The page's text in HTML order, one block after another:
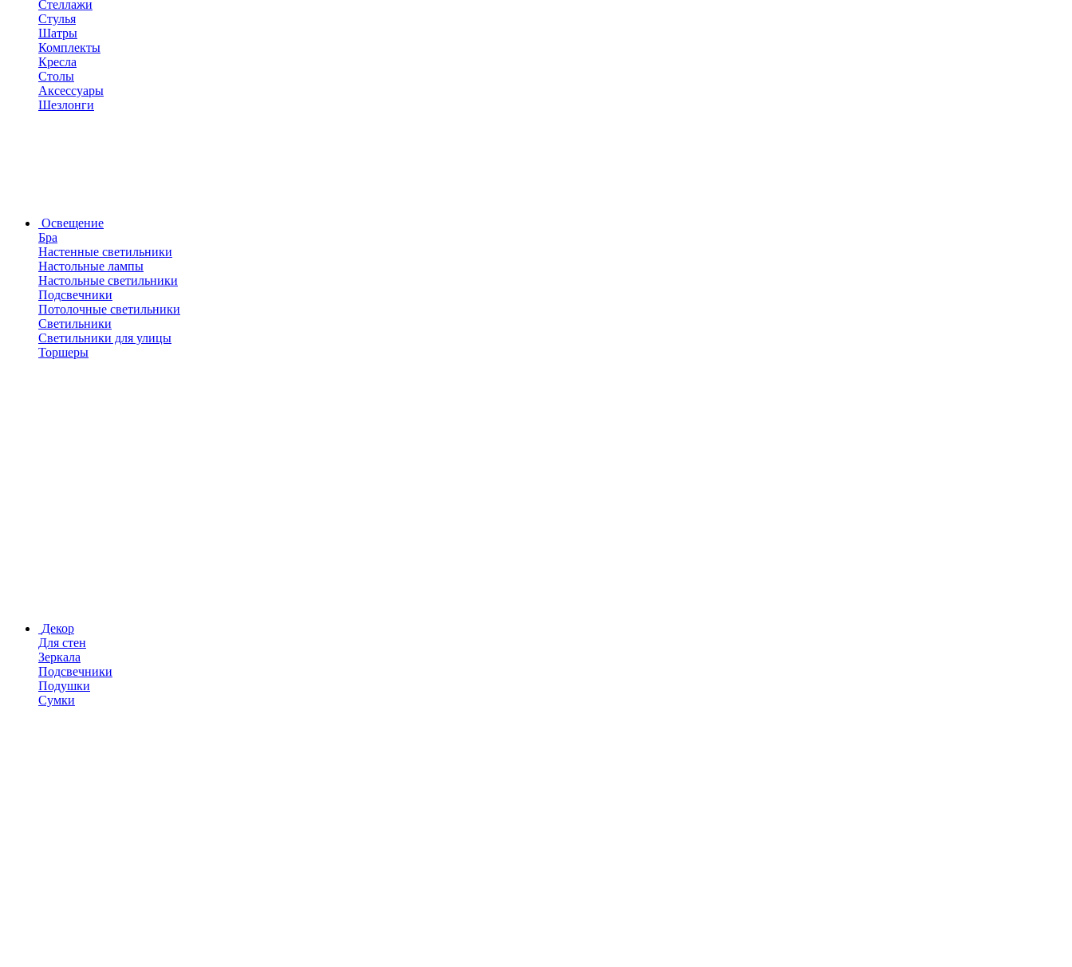
Стеллажи
Стулья
Шатры
Комплекты
Кресла
Столы
Аксессуары
Шезлонги
Освещение
Бра
Настенные светильники
Настольные лампы
Настольные светильники
Подсвечники
Потолочные светильники
Светильники
Светильники для улицы
Торшеры
Декор
Для стен
Зеркала
Подсвечники
Подушки
Сумки